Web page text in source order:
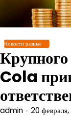
Перейти
содержимому
Новости разные
Cola
admin 20